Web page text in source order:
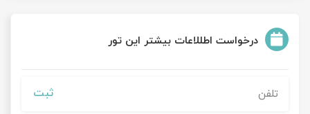
درخواست اطللاعات بیشتر این تور
ثبت